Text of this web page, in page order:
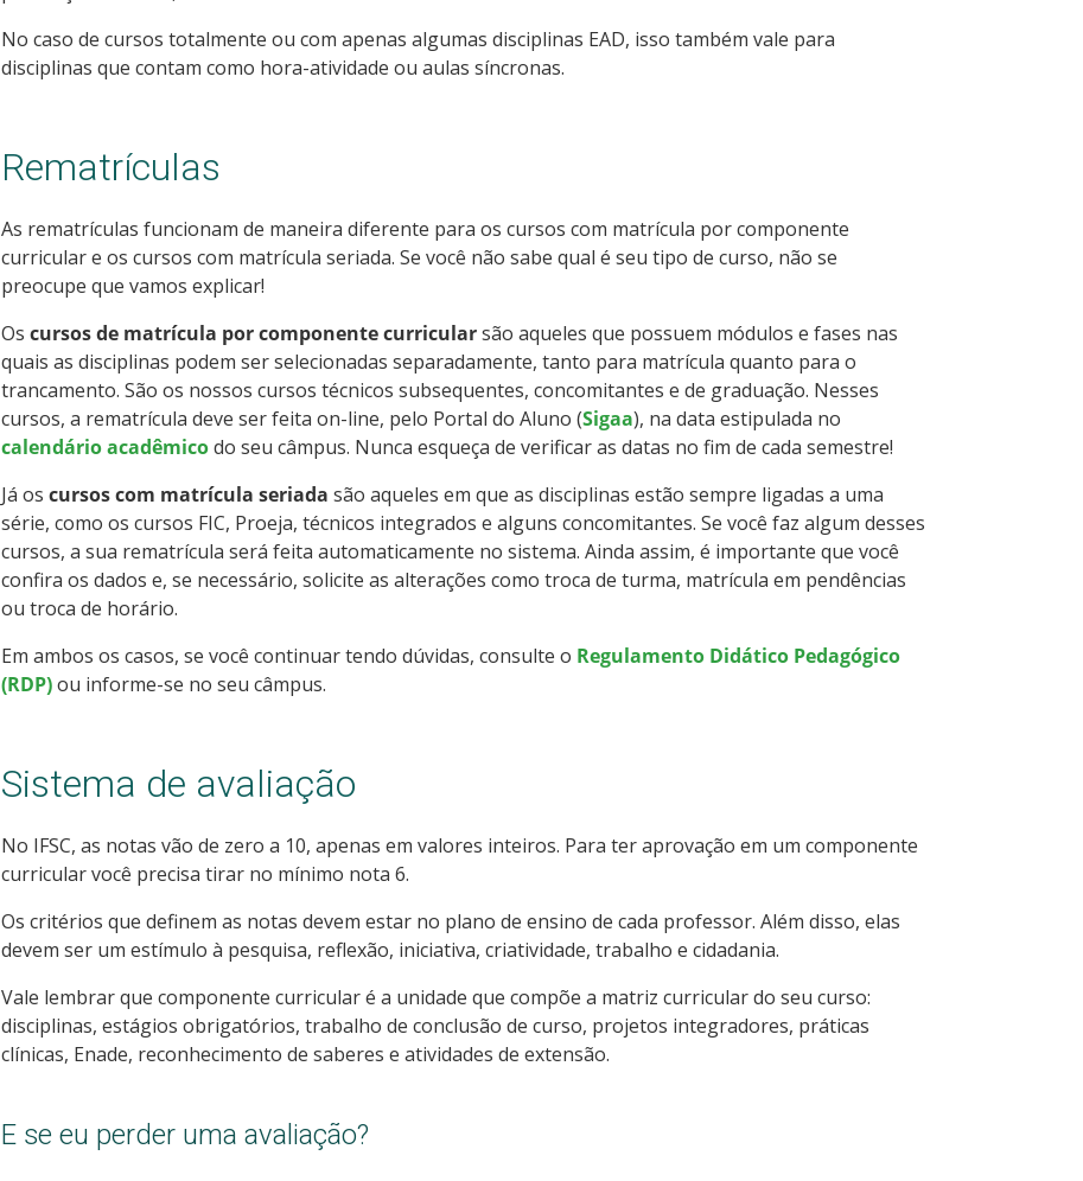
No caso de cursos totalmente ou com apenas algumas disciplinas EAD, isso também vale para
disciplinas que contam como hora-atividade ou aulas síncronas.
Rematrículas
As rematrículas funcionam de maneira diferente para os cursos com matrícula por componente
curricular e os cursos com matrícula seriada. Se você não sabe qual é seu tipo de curso, não se
preocupe que vamos explicar!
Os cursos de matrícula por componente curricularsão aqueles que possuem módulos e fases nas
quais as disciplinas podem ser selecionadas separadamente, tanto para matrícula quanto para o
trancamento. São os nossos cursos técnicos subsequentes, concomitantes e de graduação. Nesses
cursos, a rematrícula deve ser feita on-line, pelo Portal do Aluno (Sigaa), na data estipulada no
calendário acadêmicodo seu câmpus. Nunca esqueça de verificar as datas no fim de cada semestre!
Já os cursos com matrícula seriada são aqueles em que as disciplinas estão sempre ligadas a uma
série, como os cursos FIC, Proeja, técnicos integrados e alguns concomitantes. Se você faz algum desses
cursos, a sua rematrícula será feita automaticamente no sistema. Ainda assim, é importante que você
confira os dados e, se necessário, solicite as alterações como troca de turma, matrícula em pendências
ou troca de horário.
Em ambos os casos, se você continuar tendo dúvidas, consulte o Regulamento Didático Pedagógico
(RDP)ou informe-se no seu câmpus.
Sistema de avaliação
No IFSC, as notas vão de zero a 10, apenas em valores inteiros. Para ter aprovação em um componente
curricular você precisa tirar no mínimo nota 6.
Os critérios que definem as notas devem estar no plano de ensino de cada professor. Além disso, elas
devem ser um estímulo à pesquisa, reflexão, iniciativa, criatividade, trabalho e cidadania.
Vale lembrar que componente curricular é a unidade que compõe a matriz curricular do seu curso:
disciplinas, estágios obrigatórios, trabalho de conclusão de curso, projetos integradores, práticas
clínicas, Enade, reconhecimento de saberes e atividades de extensão.
E se eu perder uma avaliação?